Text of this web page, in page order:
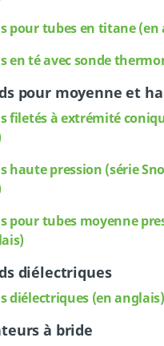
pour tubes en titane (en
en té avec sonde
pour moyenne et
filetés à extrémité
haute pression (série
pour tubes moyenne
diélectriques
diélectriques (en anglais)
à bride